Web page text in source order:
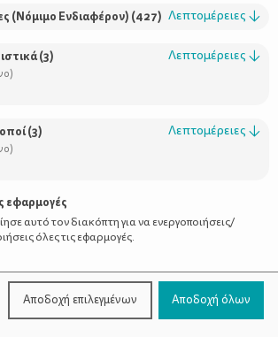
Σύνδεσμοι
Προϊόντα
Επικοινωνία
800(από σταθερό,
χωρίς χρέωση)
(Νόμιμο Ενδιαφέρον) (427) Λεπτομέρειες ↓
(3) Λεπτομέρειες ↓
(3) Λεπτομέρειες ↓
εφαρμογές
αυτό τον διακόπτη για να ενεργοποιήσεις/
όλες τις εφαρμογές.
Αποδοχή επιλεγμένων Αποδοχή όλων